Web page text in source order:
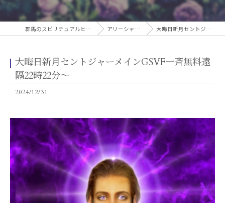
群馬のスピリチュアルヒーリングサロンなら実績多数の☆Twin Star☆ アリーシャのスピリチュアルブログ 大晦日新月セントジャーメインGSVF一斉無料遠隔22時22分〜
大晦日新月セントジャーメインGSVF一斉無料遠
隔22時22分〜
2024/12/31